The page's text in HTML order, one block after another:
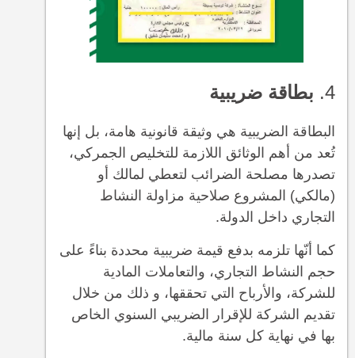
4. بطاقة ضريبية
البطاقة الضريبية هي وثيقة قانونية هامة، بل إنها
تُعد من أهم الوثائق اللازمة للتخليص الجمركي،
تصدرها مصلحة الضرائب لتعطي لمالك أو
(مالكي) المشروع صلاحية مزاولة النشاط
التجاري داخل الدولة.
كما أنّها تلزمه بدفع قيمة ضريبية محددة بناءً على
حجم النشاط التجاري، والتعاملات المادية
للشركة، والأرباح التي تحققها، و ذلك من خلال
تقديم الشركة للإقرار الضريبي السنوي الخاص
بها في نهاية كل سنة مالية.